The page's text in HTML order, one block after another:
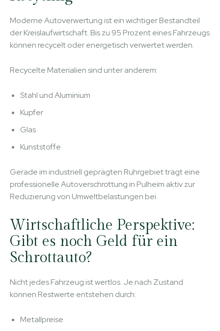
Moderne Autoverwertung ist ein wichtiger Bestandteil
der Kreislaufwirtschaft. Bis zu 95 Prozent eines Fahrzeugs
können recycelt oder energetisch verwertet werden.
Recycelte Materialien sind unter anderem:
Stahl und Aluminium
Kupfer
Glas
Kunststoffe
Gerade im industriell geprägten Ruhrgebiet trägt eine
professionelle Autoverschrottung in Pulheim aktiv zur
Reduzierung von Umweltbelastungen bei.
Wirtschaftliche Perspektive:
Gibt es noch Geld für ein
Schrottauto?
Nicht jedes Fahrzeug ist wertlos. Je nach Zustand
können Restwerte entstehen durch:
Metallpreise